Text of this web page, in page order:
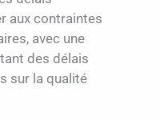
aux contraintes
avec une
des délais
sur la qualité